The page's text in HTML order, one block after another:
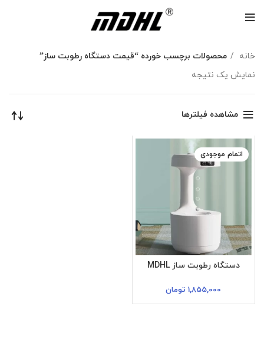
خانه
محصولات برچسب خورده “قیمت دستگاه رطوبت ساز”
نمایش یک نتیجه
مشاهده فیلترها
اتمام موجودی
دستگاه رطوبت ساز MDHL
1,855,000 تومان